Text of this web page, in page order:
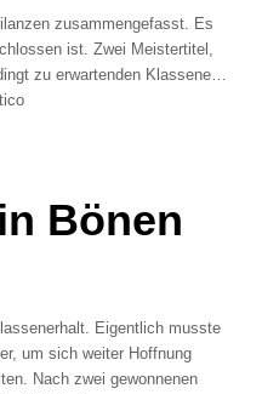
zusammengefasst. Es
ist. Zwei Meistertitel,
zu erwartenden Klassene…
Bönen
Eigentlich musste
um sich weiter Hoffnung
Nach zwei gewonnenen